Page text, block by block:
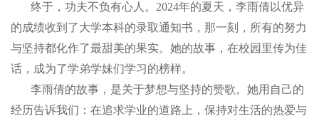
终于，功夫不负有心人。2024年的夏天，李雨倩以优异
的成绩收到了大学本科的录取通知书，那一刻，所有的努力
与坚持都化作了最甜美的果实。她的故事，在校园里传为佳
话，成为了学弟学妹们学习的榜样。
李雨倩的故事，是关于梦想与坚持的赞歌。她用自己的
经历告诉我们：在追求学业的道路上，保持对生活的热爱与